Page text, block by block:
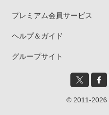
プレミアム会員サービス
ヘルプ＆ガイド
グループサイト
© 2011-2026